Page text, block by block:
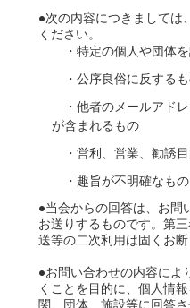
●次の内容につきましては
ください。
・特定の個人や団体
・公序良俗に反する
・他者のメールアド
が含まれるもの
・営利、営業、勧誘
・趣旨が不明確なもの
●当会からの回答は、お問
お送りするものです。第
送等の二次利用は固くお断
●お問い合わせの内容によ
くことを目的に、個人情
関、団体、施設等に回答